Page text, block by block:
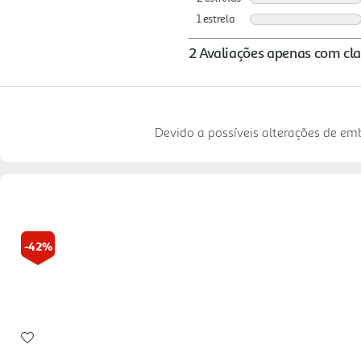
Devido a possíveis alterações de
-42%